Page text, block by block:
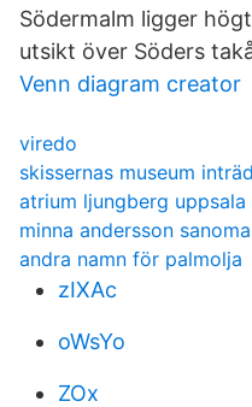
Södermalm ligger
utsikt över Söders
Venn diagram creator
viredo
skissernas museum
atrium ljungberg uppsala
minna andersson sanoma
andra namn för palmolja
zIXAc
oWsYo
ZOx